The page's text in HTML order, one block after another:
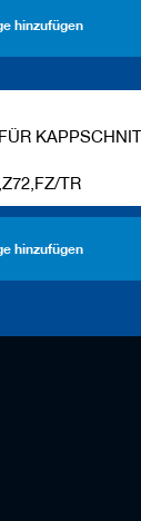
hinzufügen
TR
hinzufügen